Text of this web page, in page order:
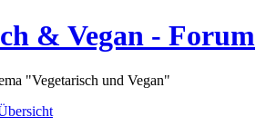
& Vegan - Forum
"Vegetarisch und Vegan"